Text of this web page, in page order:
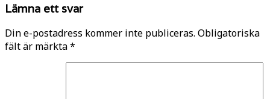
Lämna ett svar
Din e-postadress kommer inte publiceras. Obligatoriska
fält är märkta*